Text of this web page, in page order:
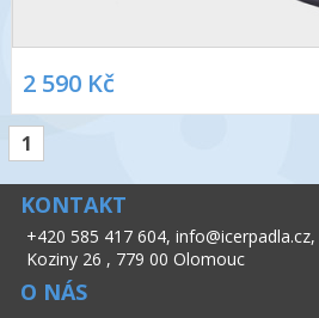
2 590 Kč
1
KONTAKT
+420 585 417 604, info@icerpadla.cz,
Koziny 26 , 779 00 Olomouc
O NÁS